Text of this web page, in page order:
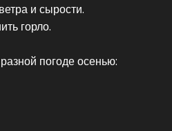
и сырости.
горло.
погоде осенью: